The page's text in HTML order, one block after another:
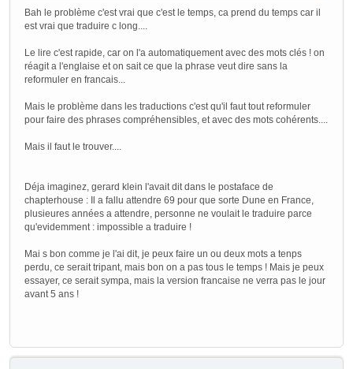
Bah le problème c'est vrai que c'est le temps, ca prend du temps car il
est vrai que traduire c long....
Le lire c'est rapide, car on l'a automatiquement avec des mots clés ! on
réagit a l'englaise et on sait ce que la phrase veut dire sans la
reformuler en francais...
Mais le problème dans les traductions c'est qu'il faut tout reformuler
pour faire des phrases compréhensibles, et avec des mots cohérents....
Mais il faut le trouver....
Déja imaginez, gerard klein l'avait dit dans le postaface de
chapterhouse : Il a fallu attendre 69 pour que sorte Dune en France,
plusieures années a attendre, personne ne voulait le traduire parce
qu'evidemment : impossible a traduire !
Mai s bon comme je l'ai dit, je peux faire un ou deux mots a tenps
perdu, ce serait tripant, mais bon on a pas tous le temps ! Mais je peux
essayer, ce serait sympa, mais la version francaise ne verra pas le jour
avant 5 ans !